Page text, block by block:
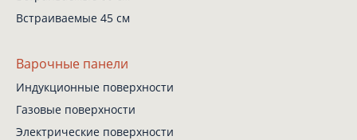
Встраиваемые 45 см
Варочные панели
Индукционные поверхности
Газовые поверхности
Электрические поверхности